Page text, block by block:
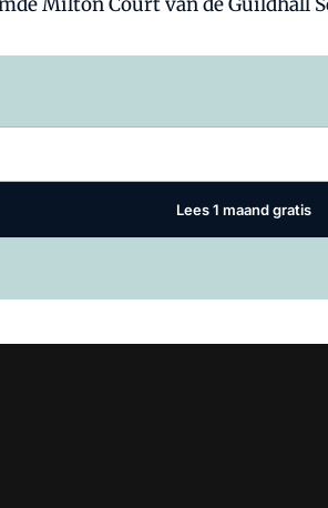
Lees 1 maand gratis